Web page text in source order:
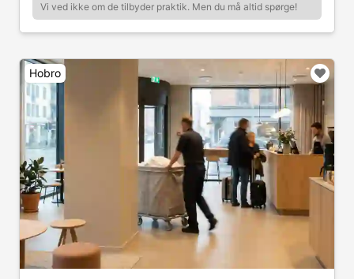
Vi ved ikke om de tilbyder praktik. Men du må altid spørge!
Hobro